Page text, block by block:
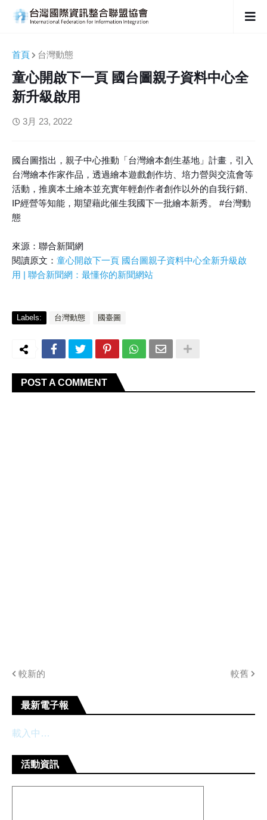
首頁 台灣動態
童心開啟下一頁 國台圖親子資料中心全
新升級啟用
3月 23, 2022
國台圖指出，親子中心推動「台灣繪本創生基地」計畫，引入
台灣繪本作家作品，透過繪本遊戲創作坊、培力營與交流會等
活動，推廣本土繪本並充實年輕創作者創作以外的自我行銷、
IP經營等知能，期望藉此催生我國下一批繪本新秀。 #台灣動
態
來源：聯合新聞網
閱讀原文： 童心開啟下一頁 國台圖親子資料中心全新升級啟
用 | 聯合新聞網：最懂你的新聞網站
Labels: 台灣動態 國臺圖
POST A COMMENT
較新的 較舊
最新電子報
載入中…
活動資訊